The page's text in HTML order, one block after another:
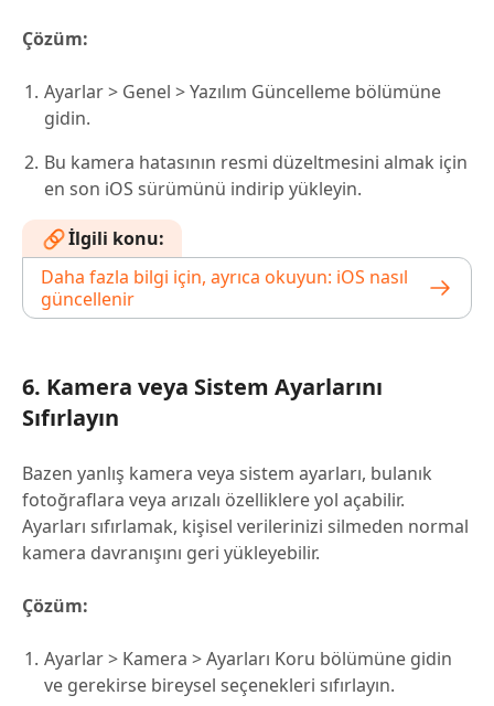
Çözüm:
Ayarlar > Genel > Yazılım Güncelleme bölümüne
gidin.
Bu kamera hatasının resmi düzeltmesini almak için
en son iOS sürümünü indirip yükleyin.
İlgili konu:
Daha fazla bilgi için, ayrıca okuyun: iOS nasıl
güncellenir
6. Kamera veya Sistem Ayarlarını
Sıfırlayın
Bazen yanlış kamera veya sistem ayarları, bulanık
fotoğraflara veya arızalı özelliklere yol açabilir.
Ayarları sıfırlamak, kişisel verilerinizi silmeden normal
kamera davranışını geri yükleyebilir.
Çözüm:
Ayarlar > Kamera > Ayarları Koru bölümüne gidin
ve gerekirse bireysel seçenekleri sıfırlayın.